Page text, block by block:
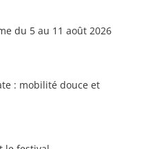
du 5 au 11 août 2026
: mobilité douce et